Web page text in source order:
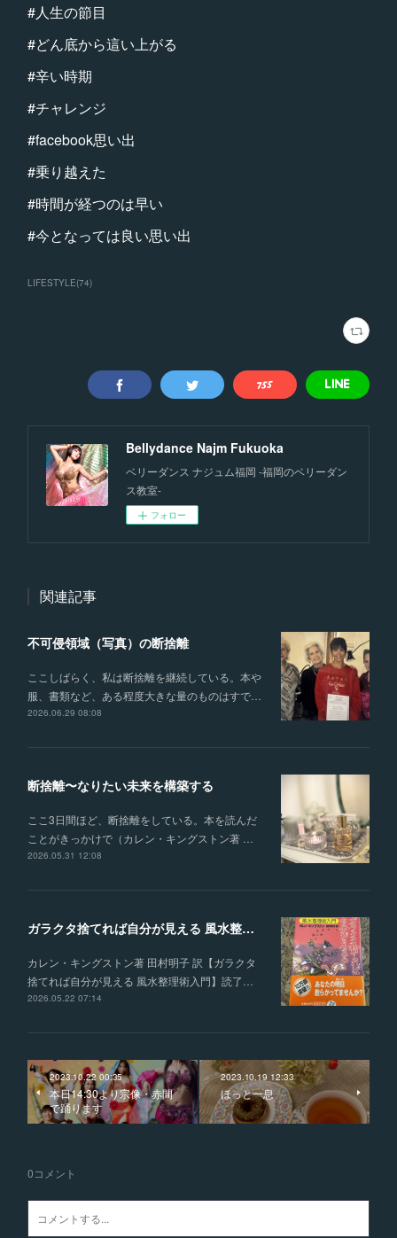
#人生の節目
#どん底から這い上がる
#辛い時期
#チャレンジ
#facebook思い出
#乗り越えた
#時間が経つのは早い
#今となっては良い思い出
LIFESTYLE(74)
Bellydance Najm Fukuoka
ベリーダンス ナジュム福岡 -福岡のベリーダン
ス教室-
フォロー
関連記事
不可侵領域（写真）の断捨離
ここしばらく、私は断捨離を継続している。本や
服、書類など、ある程度大きな量のものはすで…
2026.06.29 08:08
断捨離〜なりたい未来を構築する
ここ3日間ほど、断捨離をしている。本を読んだ
ことがきっかけで（カレン・キングストン著 …
2026.05.31 12:08
ガラクタ捨てれば自分が見える 風水整理術入門
カレン・キングストン著 田村明子 訳【ガラクタ
捨てれば自分が見える 風水整理術入門】読了…
2026.05.22 07:14
2023.10.22 00:35
本日14:30より宗像・赤間
で踊ります
2023.10.19 12:33
ほっと一息
0コメント